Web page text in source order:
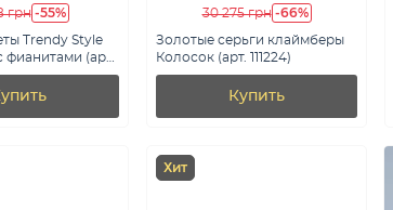
грн -55%
Trendy Style
фианитами (арт.
30 275 грн -66%
Золотые серьги клаймберы
Колосок (арт. 111224)
Купить
Хит